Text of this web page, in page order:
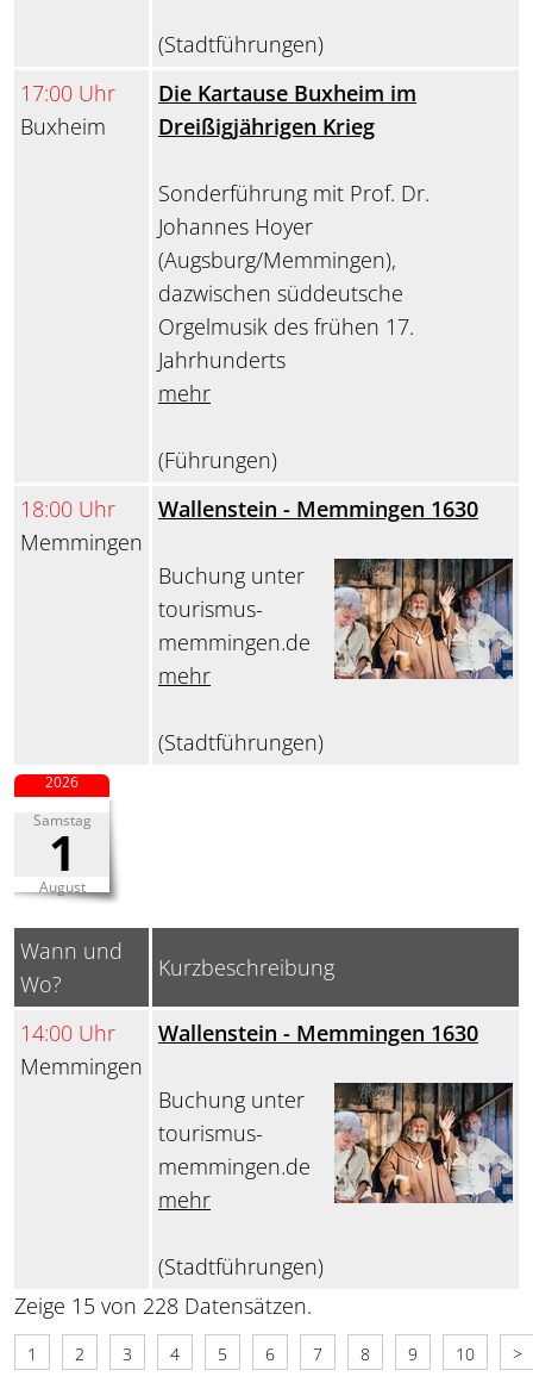
(Stadtführungen)
17:00 Uhr
Buxheim
Die Kartause Buxheim im
Dreißigjährigen Krieg
Sonderführung mit Prof. Dr.
Johannes Hoyer
(Augsburg/Memmingen),
dazwischen süddeutsche
Orgelmusik des frühen 17.
Jahrhunderts
mehr
(Führungen)
18:00 Uhr
Memmingen
Wallenstein - Memmingen 1630
Buchung unter
tourismus-
memmingen.de
mehr
(Stadtführungen)
Samstag
1
August
2026
Wann und
Wo?
Kurzbeschreibung
14:00 Uhr
Memmingen
Wallenstein - Memmingen 1630
Buchung unter
tourismus-
memmingen.de
mehr
(Stadtführungen)
Zeige 15 von 228 Datensätzen.
1 2 3 4 5 6 7 8 9 10 >